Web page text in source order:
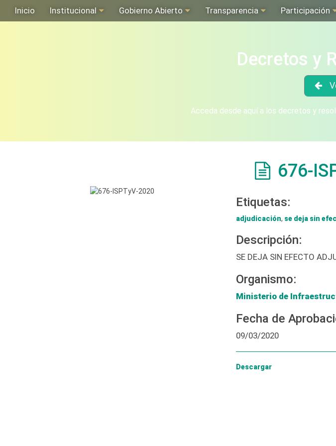
Inicio Institucional Gobierno Abierto Transparencia Participación
Decretos y
Acceda desde aquí a los decretos y
676-
Etiquetas:
adjudicación, se deja sin
Descripción:
SE DEJA SIN EFECTO
Organismo:
Ministerio de
Fecha de
09/03/2020
Descargar